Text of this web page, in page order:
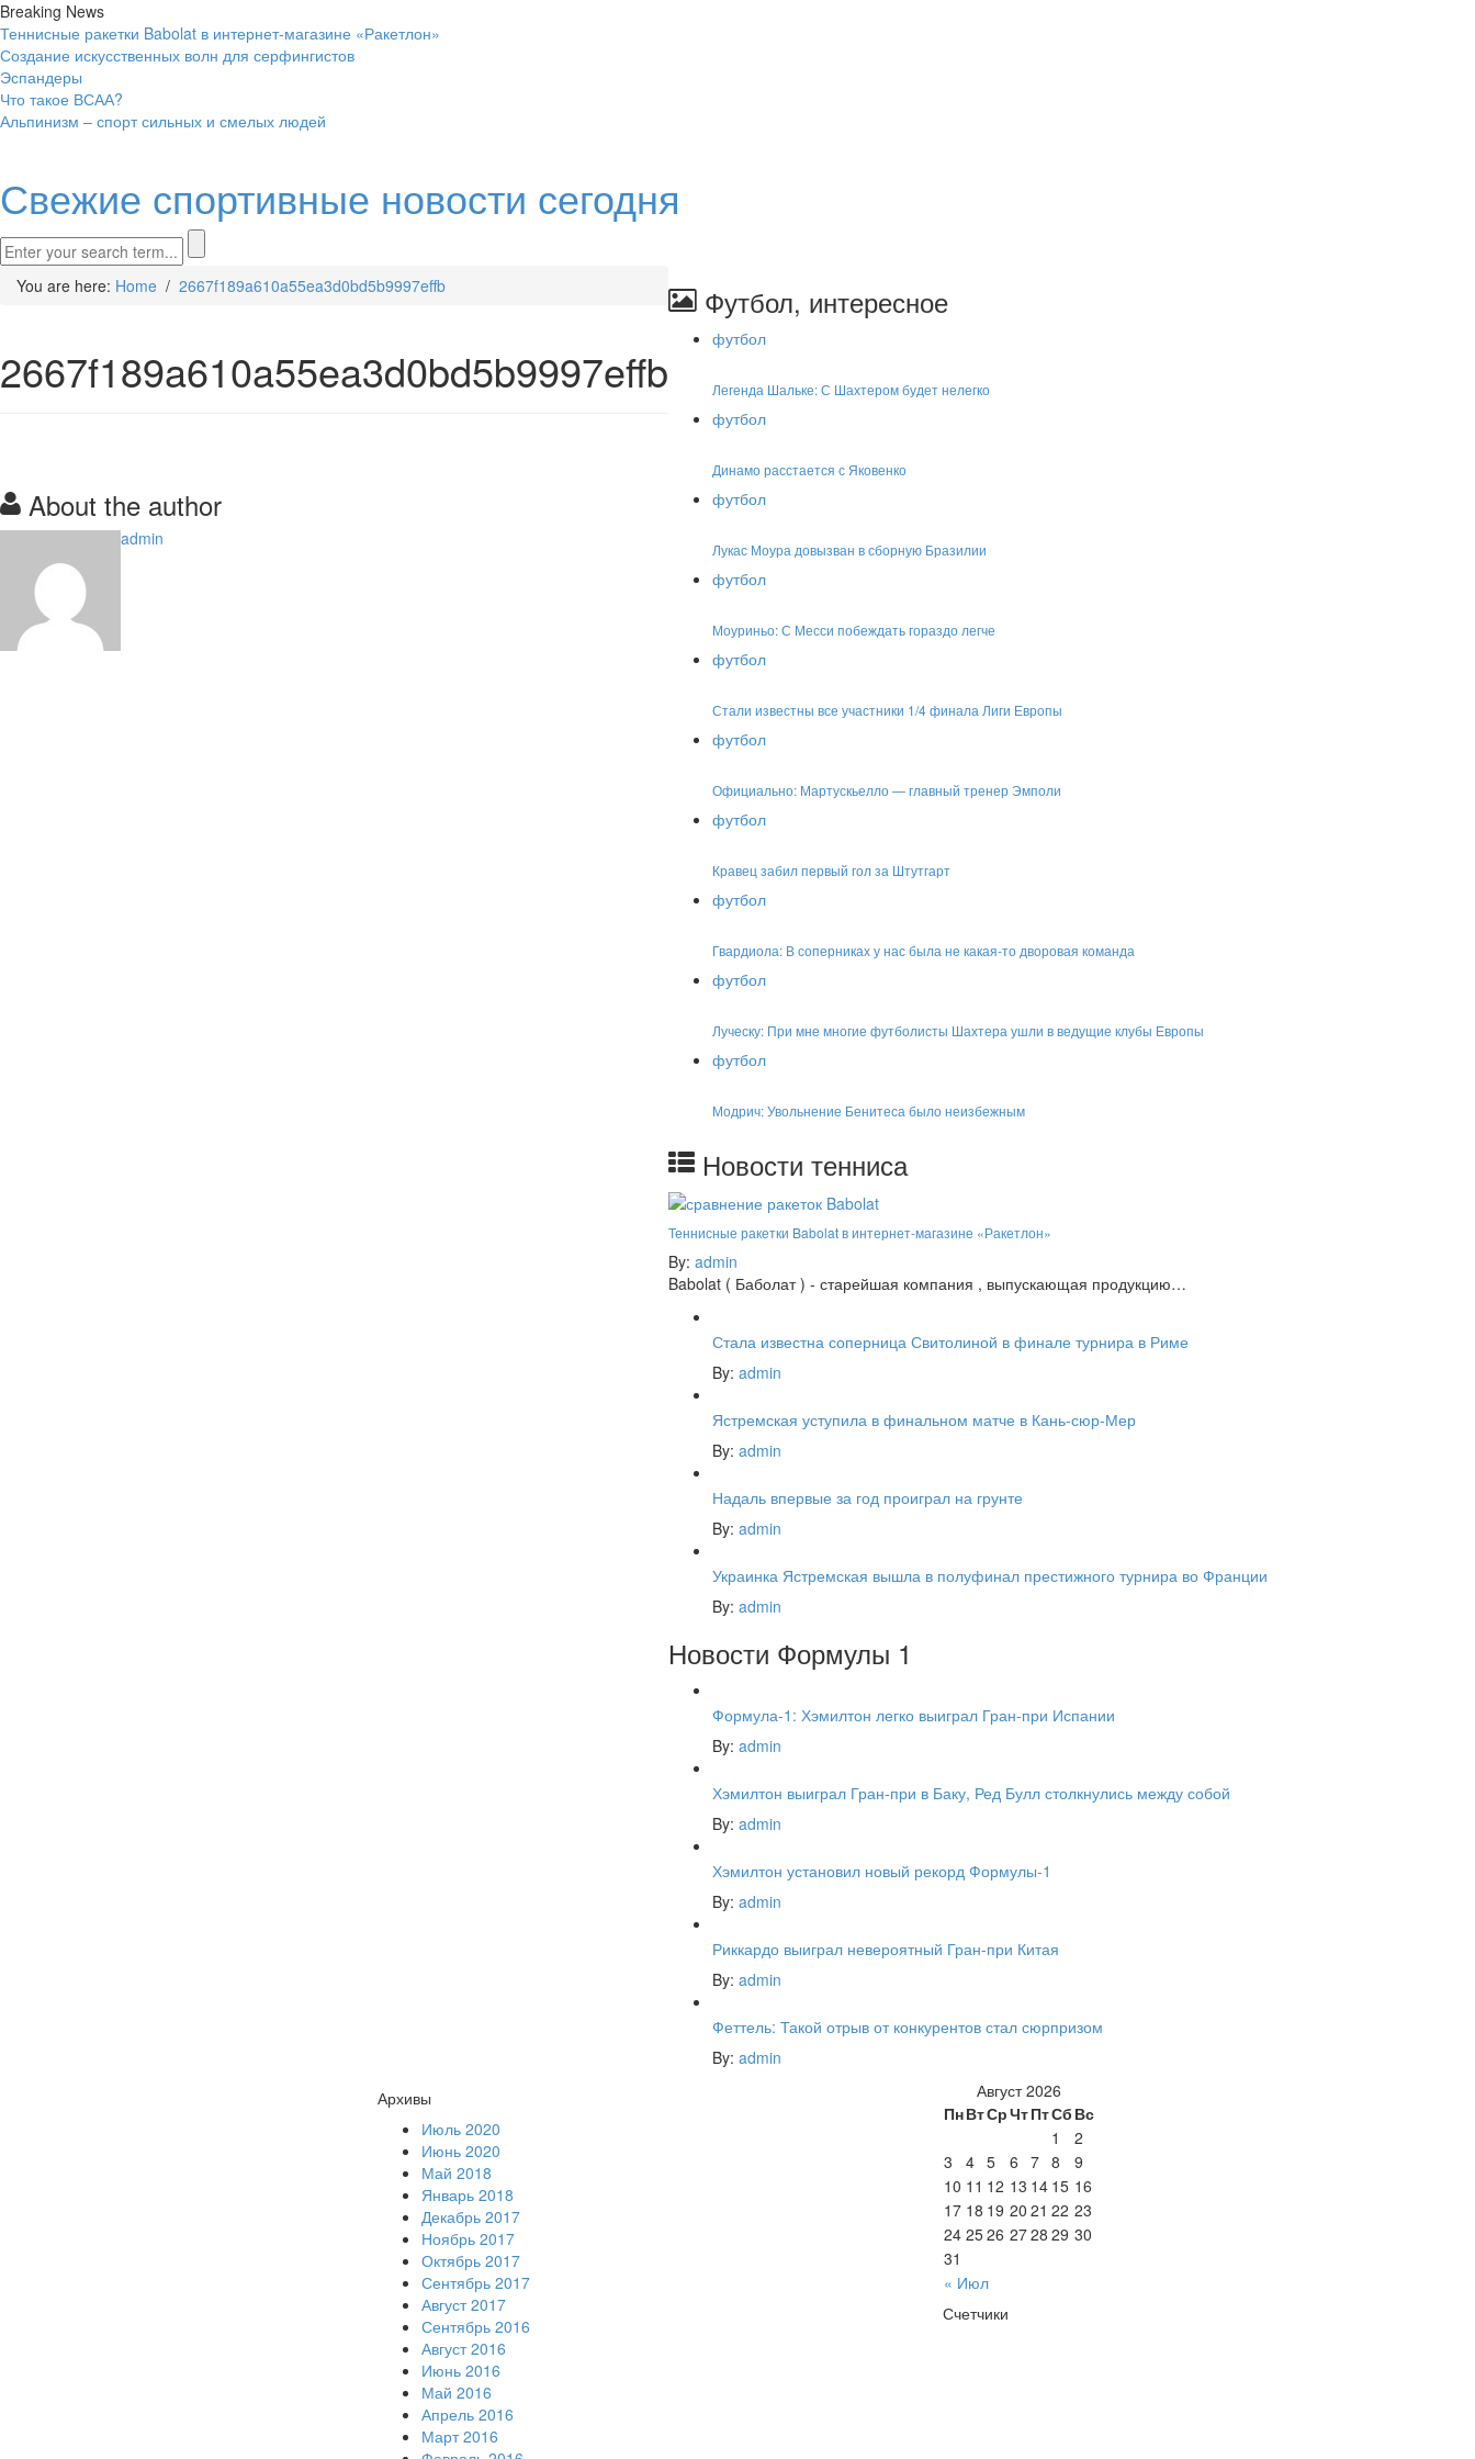
Breaking News
Теннисные ракетки Babolat в интернет-магазине «Ракетлон»
Создание искусственных волн для серфингистов
Эспандеры
Что такое ВСАА?
Альпинизм – спорт сильных и смелых людей
Свежие спортивные новости сегодня
You are here: Home / 2667f189a610a55ea3d0bd5b9997effb
2667f189a610a55ea3d0bd5b9997effb
About the author
admin
Футбол, интересное
футбол
Легенда Шальке: С Шахтером будет нелегко
футбол
Динамо расстается с Яковенко
футбол
Лукас Моура довызван в сборную Бразилии
футбол
Моуриньо: С Месси побеждать гораздо легче
футбол
Стали известны все участники 1/4 финала Лиги Европы
футбол
Официально: Мартускьелло — главный тренер Эмполи
футбол
Кравец забил первый гол за Штутгарт
футбол
Гвардиола: В соперниках у нас была не какая-то дворовая команда
футбол
Луческу: При мне многие футболисты Шахтера ушли в ведущие клубы Европы
футбол
Модрич: Увольнение Бенитеса было неизбежным
Новости тенниса
Теннисные ракетки Babolat в интернет-магазине «Ракетлон»
By: admin
Babolat ( Баболат ) - старейшая компания , выпускающая продукцию…
Стала известна соперница Свитолиной в финале турнира в Риме
By: admin
Ястремская уступила в финальном матче в Кань-сюр-Мер
By: admin
Надаль впервые за год проиграл на грунте
By: admin
Украинка Ястремская вышла в полуфинал престижного турнира во Франции
By: admin
Новости Формулы 1
Формула-1: Хэмилтон легко выиграл Гран-при Испании
By: admin
Хэмилтон выиграл Гран-при в Баку, Ред Булл столкнулись между собой
By: admin
Хэмилтон установил новый рекорд Формулы-1
By: admin
Риккардо выиграл невероятный Гран-при Китая
By: admin
Феттель: Такой отрыв от конкурентов стал сюрпризом
By: admin
Архивы
Июль 2020
Июнь 2020
Май 2018
Январь 2018
Декабрь 2017
Ноябрь 2017
Октябрь 2017
Сентябрь 2017
Август 2017
Сентябрь 2016
Август 2016
Июнь 2016
Май 2016
Апрель 2016
Март 2016
Август 2026
ПнВтСрЧтПтСб Вс
« Июл
1
2
3
4 5 6 7 8
9
10 11 12 13 14 15 16
17 18 19 20 21 22 23
24 2526 2728 29 30
31
Счетчики